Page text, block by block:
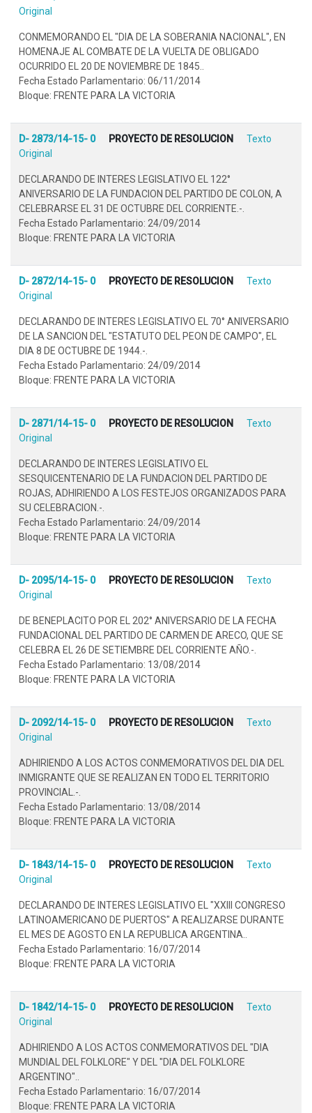
Original
CONMEMORANDO EL "DIA DE LA SOBERANIA NACIONAL", EN
HOMENAJE AL COMBATE DE LA VUELTA DE OBLIGADO
OCURRIDO EL 20 DE NOVIEMBRE DE 1845..
Fecha Estado Parlamentario: 06/11/2014
Bloque: FRENTE PARA LA VICTORIA
D- 2873/14-15- 0 PROYECTO DE RESOLUCION
Texto
Original
DECLARANDO DE INTERES LEGISLATIVO EL 122°
ANIVERSARIO DE LA FUNDACION DEL PARTIDO DE COLON, A
CELEBRARSE EL 31 DE OCTUBRE DEL CORRIENTE.-.
Fecha Estado Parlamentario: 24/09/2014
Bloque: FRENTE PARA LA VICTORIA
D- 2872/14-15- 0 PROYECTO DE RESOLUCION
Texto
Original
DECLARANDO DE INTERES LEGISLATIVO EL 70° ANIVERSARIO
DE LA SANCION DEL "ESTATUTO DEL PEON DE CAMPO", EL
DIA 8 DE OCTUBRE DE 1944.-.
Fecha Estado Parlamentario: 24/09/2014
Bloque: FRENTE PARA LA VICTORIA
D- 2871/14-15- 0 PROYECTO DE RESOLUCION
Texto
Original
DECLARANDO DE INTERES LEGISLATIVO EL
SESQUICENTENARIO DE LA FUNDACION DEL PARTIDO DE
ROJAS, ADHIRIENDO A LOS FESTEJOS ORGANIZADOS PARA
SU CELEBRACION.-.
Fecha Estado Parlamentario: 24/09/2014
Bloque: FRENTE PARA LA VICTORIA
D- 2095/14-15- 0 PROYECTO DE RESOLUCION
Texto
Original
DE BENEPLACITO POR EL 202° ANIVERSARIO DE LA FECHA
FUNDACIONAL DEL PARTIDO DE CARMEN DE ARECO, QUE SE
CELEBRA EL 26 DE SETIEMBRE DEL CORRIENTE AÑO.-.
Fecha Estado Parlamentario: 13/08/2014
Bloque: FRENTE PARA LA VICTORIA
D- 2092/14-15- 0 PROYECTO DE RESOLUCION
Texto
Original
ADHIRIENDO A LOS ACTOS CONMEMORATIVOS DEL DIA DEL
INMIGRANTE QUE SE REALIZAN EN TODO EL TERRITORIO
PROVINCIAL.-.
Fecha Estado Parlamentario: 13/08/2014
Bloque: FRENTE PARA LA VICTORIA
D- 1843/14-15- 0 PROYECTO DE RESOLUCION
Texto
Original
DECLARANDO DE INTERES LEGISLATIVO EL "XXIII CONGRESO
LATINOAMERICANO DE PUERTOS" A REALIZARSE DURANTE
EL MES DE AGOSTO EN LA REPUBLICA ARGENTINA..
Fecha Estado Parlamentario: 16/07/2014
Bloque: FRENTE PARA LA VICTORIA
D- 1842/14-15- 0 PROYECTO DE RESOLUCION
Texto
Original
ADHIRIENDO A LOS ACTOS CONMEMORATIVOS DEL "DIA
MUNDIAL DEL FOLKLORE" Y DEL "DIA DEL FOLKLORE
ARGENTINO"..
Fecha Estado Parlamentario: 16/07/2014
Bloque: FRENTE PARA LA VICTORIA